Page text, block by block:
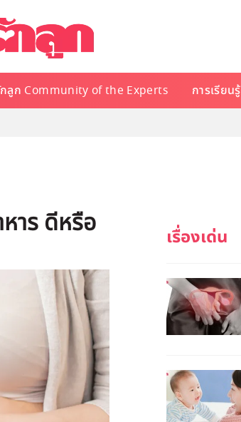
ลูก Community of the Experts การเรียนรู้
าร ดีหรือ